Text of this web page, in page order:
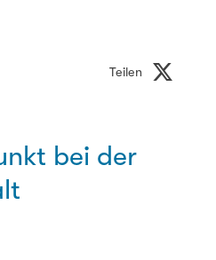
Teilen
bei der